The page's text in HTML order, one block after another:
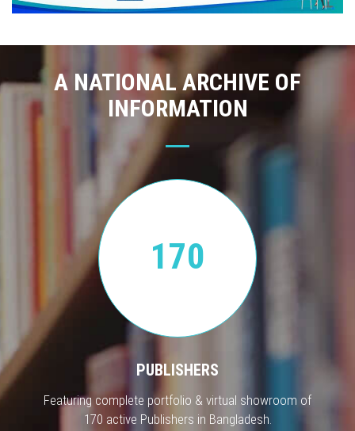
A NATIONAL ARCHIVE OF
INFORMATION
170
PUBLISHERS
Featuring complete portfolio & virtual showroom of
170 active Publishers in Bangladesh.